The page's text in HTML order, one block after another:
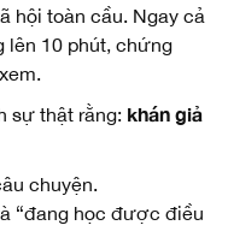
hội toàn cầu. Ngay cả
lên 10 phút, chứng
sự thật rằng: khán giả
chuyện.
“đang học được điều